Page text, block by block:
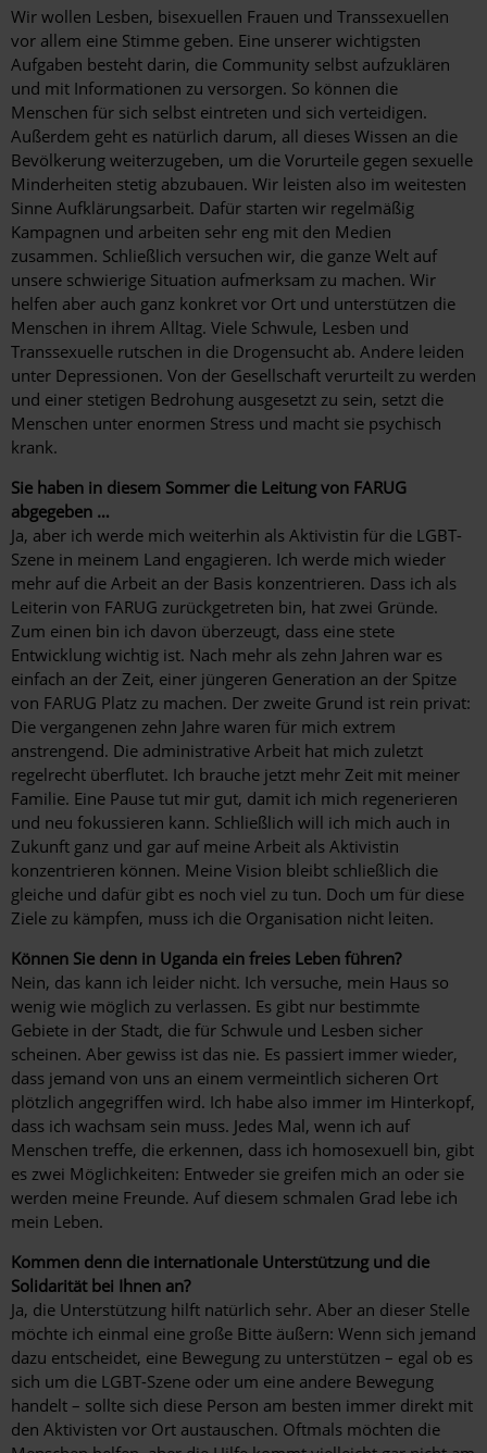
Wir wollen Lesben, bisexuellen Frauen und Transsexuellen
vor allem eine Stimme geben. Eine unserer wichtigsten
Aufgaben besteht darin, die Community selbst aufzuklären
und mit Informationen zu versorgen. So können die
Menschen für sich selbst eintreten und sich verteidigen.
Außerdem geht es natürlich darum, all dieses Wissen an die
Bevölkerung weiterzugeben, um die Vorurteile gegen sexuelle
Minderheiten stetig abzubauen. Wir leisten also im weitesten
Sinne Aufklärungsarbeit. Dafür starten wir regelmäßig
Kampagnen und arbeiten sehr eng mit den Medien
zusammen. Schließlich versuchen wir, die ganze Welt auf
unsere schwierige Situation aufmerksam zu machen. Wir
helfen aber auch ganz konkret vor Ort und unterstützen die
Menschen in ihrem Alltag. Viele Schwule, Lesben und
Transsexuelle rutschen in die Drogensucht ab. Andere leiden
unter Depressionen. Von der Gesellschaft verurteilt zu werden
und einer stetigen Bedrohung ausgesetzt zu sein, setzt die
Menschen unter enormen Stress und macht sie psychisch
krank.
Sie haben in diesem Sommer die Leitung von FARUG
abgegeben …
Ja, aber ich werde mich weiterhin als Aktivistin für die LGBT-
Szene in meinem Land engagieren. Ich werde mich wieder
mehr auf die Arbeit an der Basis konzentrieren. Dass ich als
Leiterin von FARUG zurückgetreten bin, hat zwei Gründe.
Zum einen bin ich davon überzeugt, dass eine stete
Entwicklung wichtig ist. Nach mehr als zehn Jahren war es
einfach an der Zeit, einer jüngeren Generation an der Spitze
von FARUG Platz zu machen. Der zweite Grund ist rein privat:
Die vergangenen zehn Jahre waren für mich extrem
anstrengend. Die administrative Arbeit hat mich zuletzt
regelrecht überflutet. Ich brauche jetzt mehr Zeit mit meiner
Familie. Eine Pause tut mir gut, damit ich mich regenerieren
und neu fokussieren kann. Schließlich will ich mich auch in
Zukunft ganz und gar auf meine Arbeit als Aktivistin
konzentrieren können. Meine Vision bleibt schließlich die
gleiche und dafür gibt es noch viel zu tun. Doch um für diese
Ziele zu kämpfen, muss ich die Organisation nicht leiten.
Können Sie denn in Uganda ein freies Leben führen?
Nein, das kann ich leider nicht. Ich versuche, mein Haus so
wenig wie möglich zu verlassen. Es gibt nur bestimmte
Gebiete in der Stadt, die für Schwule und Lesben sicher
scheinen. Aber gewiss ist das nie. Es passiert immer wieder,
dass jemand von uns an einem vermeintlich sicheren Ort
plötzlich angegriffen wird. Ich habe also immer im Hinterkopf,
dass ich wachsam sein muss. Jedes Mal, wenn ich auf
Menschen treffe, die erkennen, dass ich homosexuell bin, gibt
es zwei Möglichkeiten: Entweder sie greifen mich an oder sie
werden meine Freunde. Auf diesem schmalen Grad lebe ich
mein Leben.
Kommen denn die internationale Unterstützung und die
Solidarität bei Ihnen an?
Ja, die Unterstützung hilft natürlich sehr. Aber an dieser Stelle
möchte ich einmal eine große Bitte äußern: Wenn sich jemand
dazu entscheidet, eine Bewegung zu unterstützen – egal ob es
sich um die LGBT-Szene oder um eine andere Bewegung
handelt – sollte sich diese Person am besten immer direkt mit
den Aktivisten vor Ort austauschen. Oftmals möchten die